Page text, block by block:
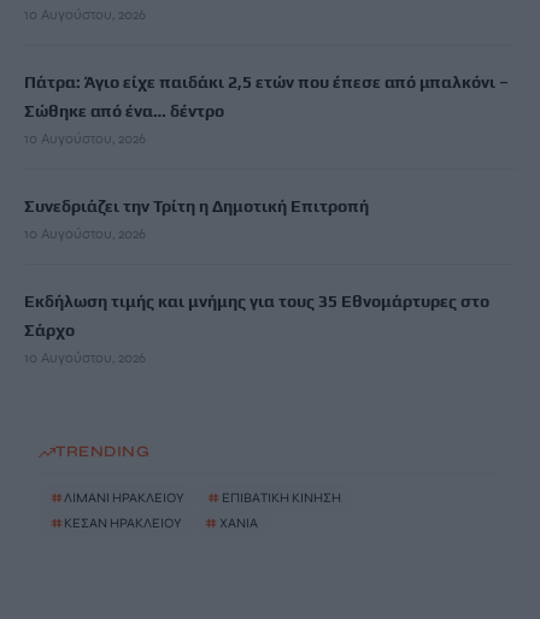
10 Αυγούστου, 2026
Πάτρα: Άγιο είχε παιδάκι 2,5 ετών που έπεσε από μπαλκόνι –
Σώθηκε από ένα… δέντρο
10 Αυγούστου, 2026
Συνεδριάζει την Τρίτη η Δημοτική Επιτροπή
10 Αυγούστου, 2026
Εκδήλωση τιμής και μνήμης για τους 35 Εθνομάρτυρες στο
Σάρχο
10 Αυγούστου, 2026
TRENDING
# ΛΙΜΑΝΙ ΗΡΑΚΛΕΙΟΥ # ΕΠΙΒΑΤΙΚΗ ΚΙΝΗΣΗ
# ΚΕΣΑΝ ΗΡΑΚΛΕΙΟΥ # ΧΑΝΙΑ